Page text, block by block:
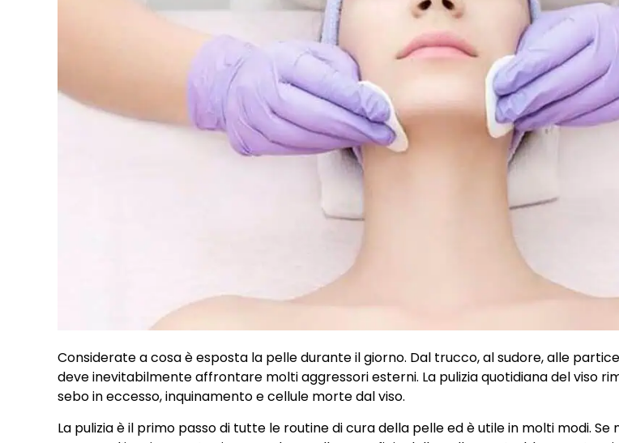
Considerate a cosa è esposta la pelle durante il giorno. Dal trucco, al sudore, alle
deve inevitabilmente affrontare molti aggressori esterni. La pulizia quotidiana del viso
sebo in eccesso, inquinamento e cellule morte dal viso.
La pulizia è il primo passo di tutte le routine di cura della pelle ed è utile in molti modi.